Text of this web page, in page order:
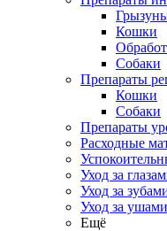
Кошки
Собаки
Препараты
Кошки
Собаки
Препараты
Расходные
Уход за
Уход за
Уход за ушами
Ещё